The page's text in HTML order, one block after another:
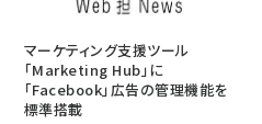
マーケティング支援ツール
「Marketing Hub」に
「Facebook」広告の管理機能を
標準搭載